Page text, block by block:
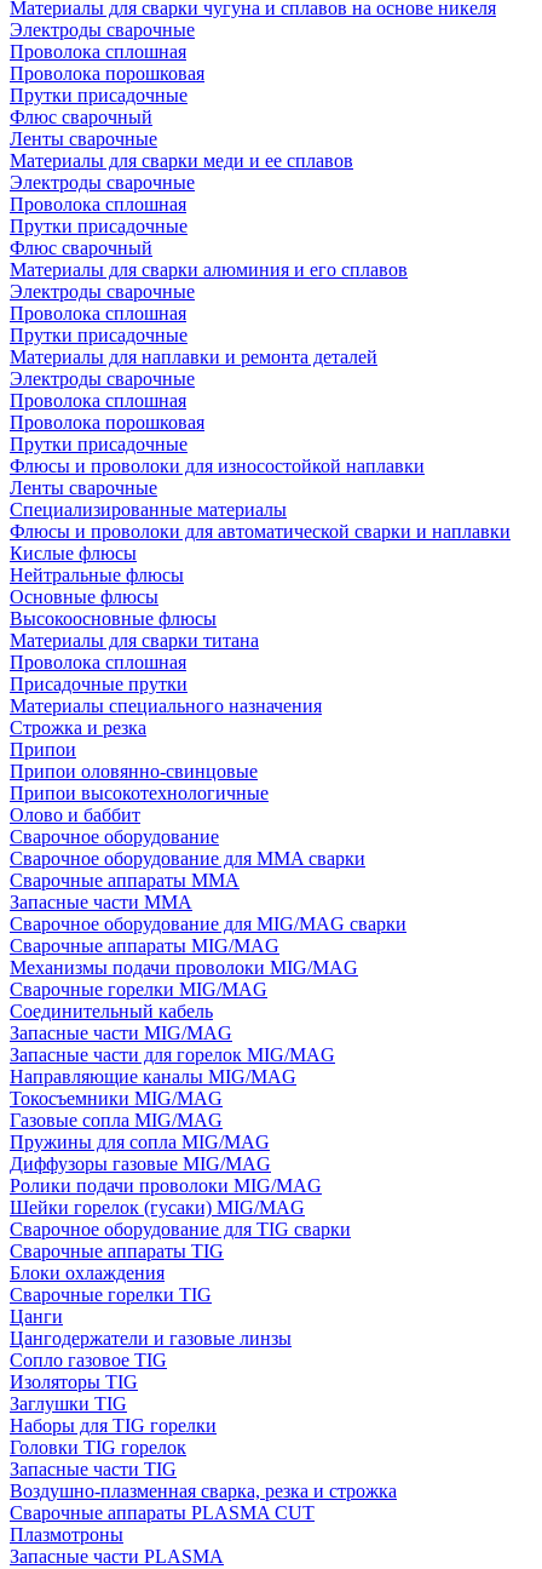
Материалы для сварки чугуна и сплавов на основе никеля
Электроды сварочные
Проволока сплошная
Проволока порошковая
Прутки присадочные
Флюс сварочный
Ленты сварочные
Материалы для сварки меди и ее сплавов
Электроды сварочные
Проволока сплошная
Прутки присадочные
Флюс сварочный
Материалы для сварки алюминия и его сплавов
Электроды сварочные
Проволока сплошная
Прутки присадочные
Материалы для наплавки и ремонта деталей
Электроды сварочные
Проволока сплошная
Проволока порошковая
Прутки присадочные
Флюсы и проволоки для износостойкой наплавки
Ленты сварочные
Специализированные материалы
Флюсы и проволоки для автоматической сварки и наплавки
Кислые флюсы
Нейтральные флюсы
Основные флюсы
Высокоосновные флюсы
Материалы для сварки титана
Проволока сплошная
Присадочные прутки
Материалы специального назначения
Строжка и резка
Припои
Припои оловянно-свинцовые
Припои высокотехнологичные
Олово и баббит
Сварочное оборудование
Сварочное оборудование для MMA сварки
Сварочные аппараты MMA
Запасные части MMA
Сварочное оборудование для MIG/MAG сварки
Сварочные аппараты MIG/MAG
Механизмы подачи проволоки MIG/MAG
Сварочные горелки MIG/MAG
Соединительный кабель
Запасные части MIG/MAG
Запасные части для горелок MIG/MAG
Направляющие каналы MIG/MAG
Токосъемники MIG/MAG
Газовые сопла MIG/MAG
Пружины для сопла MIG/MAG
Диффузоры газовые MIG/MAG
Ролики подачи проволоки MIG/MAG
Шейки горелок (гусаки) MIG/MAG
Сварочное оборудование для TIG сварки
Сварочные аппараты TIG
Блоки охлаждения
Сварочные горелки TIG
Цанги
Цангодержатели и газовые линзы
Сопло газовое TIG
Изоляторы TIG
Заглушки TIG
Наборы для TIG горелки
Головки TIG горелок
Запасные части TIG
Воздушно-плазменная сварка, резка и строжка
Сварочные аппараты PLASMA CUT
Плазмотроны
Запасные части PLASMA